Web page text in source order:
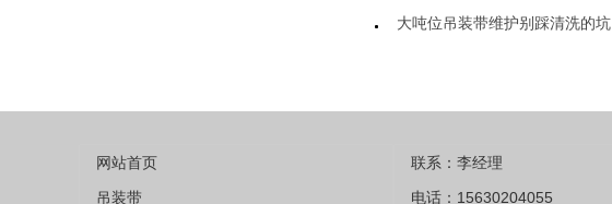
大吨位吊装带维护别踩清洗的坑
网站首页
吊装带
联系：李经理
电话：15630204055